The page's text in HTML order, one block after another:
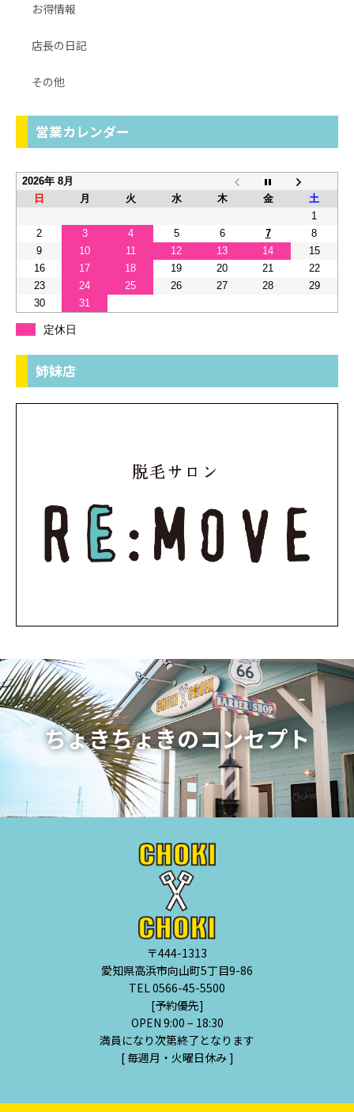
お得情報
店長の日記
その他
営業カレンダー
2026年 8月
日
月 火 水 木 金
土
1
2
3 4 5 6 7
8
9
10 11 12 13 14
15
16
17 18 19 20 21
22
23
24 25 26 27 28
29
30
31
定休日
姉妹店
ちょきちょきのコンセプト
〒444-1313
愛知県高浜市向山町5丁目9-86
TEL 0566-45-5500
[予約優先]
OPEN 9:00 – 18:30
満員になり次第終了となります
[ 毎週月・火曜日休み ]